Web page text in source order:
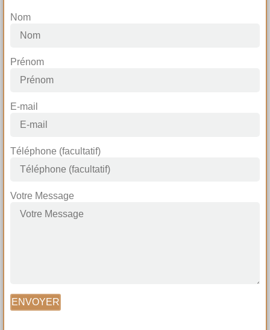
Nom
Prénom
E-mail
Téléphone (facultatif)
Votre Message
ENVOYER